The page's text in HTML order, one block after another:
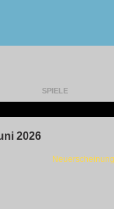
SPIELE
2026